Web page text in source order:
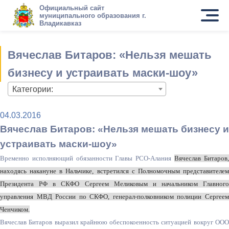
Официальный сайт
муниципального образования г.
Владикавказ
Вячеслав Битаров: «Нельзя мешать
бизнесу и устраивать маски-шоу»
Категории:
04.03.2016
Вячеслав Битаров: «Нельзя мешать бизнесу и
устраивать маски-шоу»
Временно исполняющий обязанности Главы РСО-АланияВячеслав Битаров,
находясь накануне в Нальчике, встретился с Полномочным представителем
Президента РФ в СКФО Сергеем Меликовым и начальником Главного
управления МВД России по СКФО, генерал-полковником полиции Сергеем
Ченчиком.
Вячеслав Битаров выразил крайнюю обеспокоенность ситуацией вокруг ООО